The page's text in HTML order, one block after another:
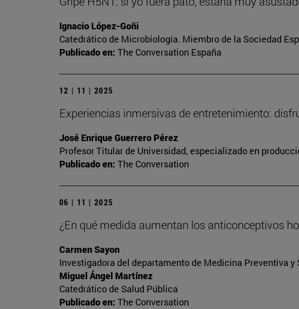
Ignacio López-Goñi
Catedrático de Microbiología. Miembro de la Sociedad
Publicado en: The Conversation España
12 | 11 | 2025
Experiencias inmersivas de entretenimiento:
José Enrique Guerrero Pérez
Profesor Titular de Universidad, especializado en
Publicado en: The Conversation
06 | 11 | 2025
¿En qué medida aumentan los anticonceptivos
Carmen Sayon
Investigadora del departamento de Medicina Preventiva y
Miguel Ángel Martínez
Catedrático de Salud Pública
Publicado en: The Conversation